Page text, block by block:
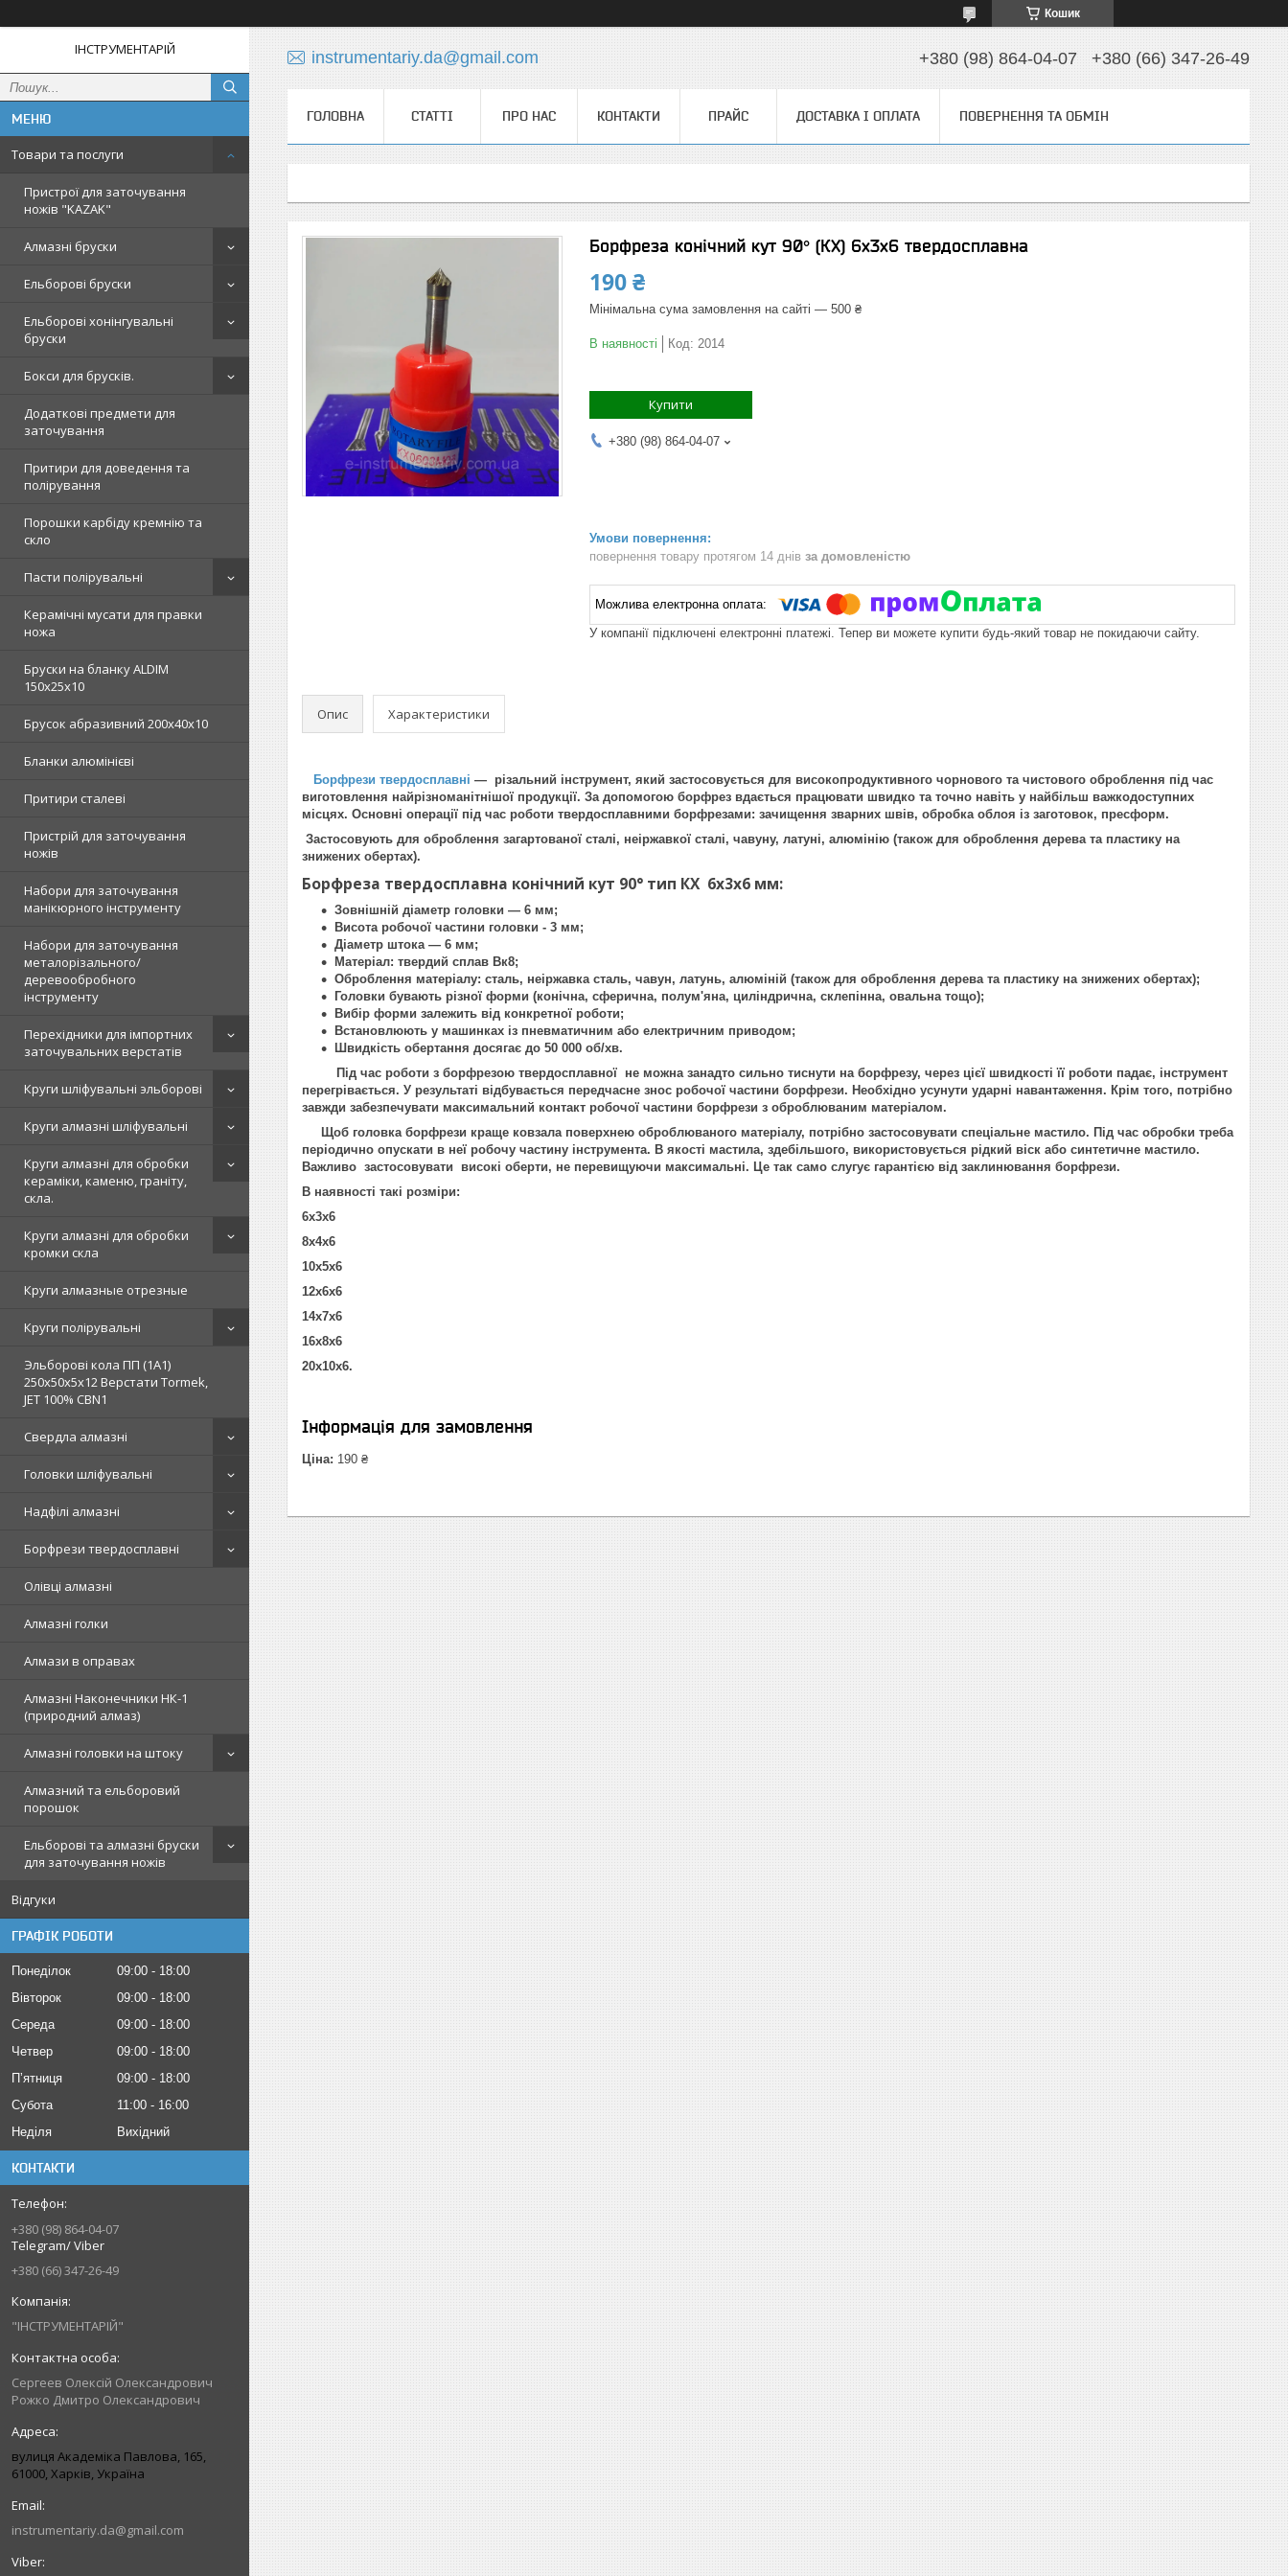
Кошик
ІНСТРУМЕНТАРІЙ
Товари та послуги
Пристрої для заточування
ножів "KAZAK"
Алмазні бруски
Ельборові бруски
Ельборові хонінгувальні
бруски
Бокси для брусків.
Додаткові предмети для
заточування
Притири для доведення та
полірування
Порошки карбіду кремнію та
скло
Пасти полірувальні
Керамічні мусати для правки
ножа
Бруски на бланку ALDIM
150х25х10
Брусок абразивний 200х40х10
Бланки алюмінієві
Притири сталеві
Пристрій для заточування
ножів
Набори для заточування
манікюрного інструменту
Набори для заточування
металорізального/
деревообробного
інструменту
Перехідники для імпортних
заточувальних верстатів
Круги шліфувальні эльборові
Круги алмазні шліфувальні
Круги алмазні для обробки
кераміки, каменю, граніту,
скла.
Круги алмазні для обробки
кромки скла
Круги алмазные отрезные
Круги полірувальні
Эльборові кола ПП (1А1)
250х50х5х12 Верстати Tormek,
JET 100% СВN1
Свердла алмазні
Головки шліфувальні
Надфілі алмазні
Борфрези твердосплавні
Олівці алмазні
Алмазні голки
Алмази в оправах
Алмазні Наконечники НК-1
(природний алмаз)
Алмазні головки на штоку
Алмазний та ельборовий
порошок
Ельборові та алмазні бруски
для заточування ножів
Відгуки
ГРАФІК РОБОТИ
Понеділок 09:00
18:00
Вівторок
09:00
18:00
Середа
09:00
18:00
Четвер
09:00
18:00
Пʼятниця
09:00
18:00
Субота
11:00
16:00
Неділя
Вихідний
КОНТАКТИ
+380 (98) 864-04-07
Telegram/ Viber
+380 (66) 347-26-49
"ІНСТРУМЕНТАРІЙ"
Сергеев Олексій Олександрович
Рожко Дмитро Олександрович
вулиця Академіка Павлова, 165,
61000, Харків, Україна
instrumentariy.da@gmail.com
instrumentariy.da@gmail.com +380 (98) 864-04-07 +380 (66) 347-26-49
ГОЛОВНА СТАТТІ ПРО НАС КОНТАКТИ ПРАЙС ДОСТАВКА І ОПЛАТА ПОВЕРНЕННЯ ТА ОБМІН
Борфреза конічний кут 90° (КX) 6х3х6 твердосплавна
190 ₴
Мінімальна сума замовлення на сайті — 500 ₴
В наявності Код: 2014
Купити
+380 (98) 864-04-07
повернення товару протягом 14 днів за домовленістю
У компанії підключені електронні платежі. Тепер ви можете купити будь-який товар не покидаючи сайту.
Опис Характеристики
Борфрези твердосплавні — різальний інструмент, який застосовується для високопродуктивного чорнового та чистового оброблення під час
виготовлення найрізноманітнішої продукції. За допомогою борфрез вдається працювати швидко та точно навіть у найбільш важкодоступних
місцях. Основні операції під час роботи твердосплавними борфрезами: зачищення зварних швів, обробка облоя із заготовок, пресформ.
Застосовують для оброблення загартованої сталі, неіржавкої сталі, чавуну, латуні, алюмінію (також для оброблення дерева та пластику на
знижених обертах).
Борфреза твердосплавна конічний кут 90° тип КX 6х3х6 мм:
Зовнішній діаметр головки — 6 мм;
Висота робочої частини головки - 3 мм;
Діаметр штока — 6 мм;
Матеріал: твердий сплав Вк8;
Оброблення матеріалу: сталь, неіржавка сталь, чавун, латунь, алюміній (також для оброблення дерева та пластику на знижених обертах);
Головки бувають різної форми (конічна, сферична, полум'яна, циліндрична, склепінна, овальна тощо);
Вибір форми залежить від конкретної роботи;
Встановлюють у машинках із пневматичним або електричним приводом;
Швидкість обертання досягає до 50 000 об/хв.
Під час роботи з борфрезою твердосплавної не можна занадто сильно тиснути на борфрезу, через цієї швидкості її роботи падає, інструмент
перегрівається. У результаті відбувається передчасне знос робочої частини борфрези. Необхідно усунути ударні навантаження. Крім того, потрібно
завжди забезпечувати максимальний контакт робочої частини борфрези з оброблюваним матеріалом.
Щоб головка борфрези краще ковзала поверхнею оброблюваного матеріалу, потрібно застосовувати спеціальне мастило. Під час обробки треба
періодично опускати в неї робочу частину інструмента. В якості мастила, здебільшого, використовується рідкий віск або синтетичне мастило.
Важливо застосовувати високі оберти, не перевищуючи максимальні. Це так само слугує гарантією від заклинювання борфрези.
В наявності такі розміри:
6х3х6
8х4х6
10х5х6
12х6х6
14х7х6
16х8х6
20х10х6.
Інформація для замовлення
Ціна: 190 ₴